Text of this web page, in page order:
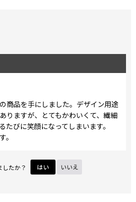
商品を手にしました。デザイン用途
りますが、とてもかわいくて、繊細
たびに笑顔になってしまいます。
。
したか？ はい いいえ